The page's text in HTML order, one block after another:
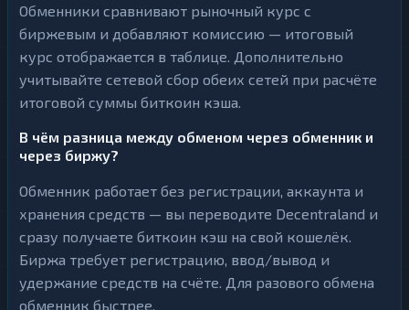
Обменники сравнивают рыночный курс с
биржевым и добавляют комиссию — итоговый
курс отображается в таблице. Дополнительно
учитывайте сетевой сбор обеих сетей при расчёте
итоговой суммы биткоин кэша.
В чём разница между обменом через обменник и
через биржу?
Обменник работает без регистрации, аккаунта и
хранения средств — вы переводите Decentraland и
сразу получаете биткоин кэш на свой кошелёк.
Биржа требует регистрацию, ввод/вывод и
удержание средств на счёте. Для разового обмена
обменник быстрее.